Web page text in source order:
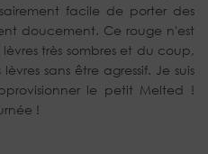
facile de porter des
doucement. Ce rouge n'est
très sombres et du coup,
sans être agressif. Je suis
le petit Melted !
!